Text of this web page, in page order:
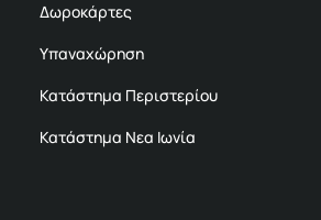
Δωροκάρτες
Υπαναχώρηση
Κατάστημα Περιστερίου
Κατάστημα Νεα Ιωνία